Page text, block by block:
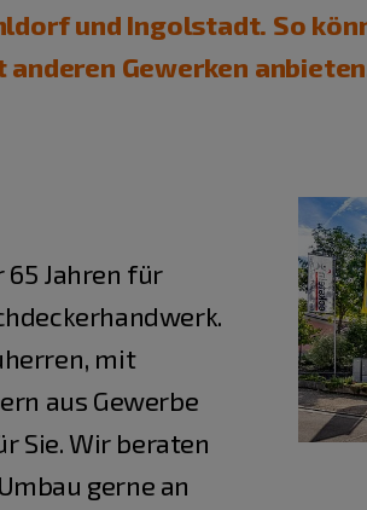
und Ingolstadt. So
Gewerken
65 Jahren für
mit
aus Gewerbe
Sie. Wir beraten
gerne an